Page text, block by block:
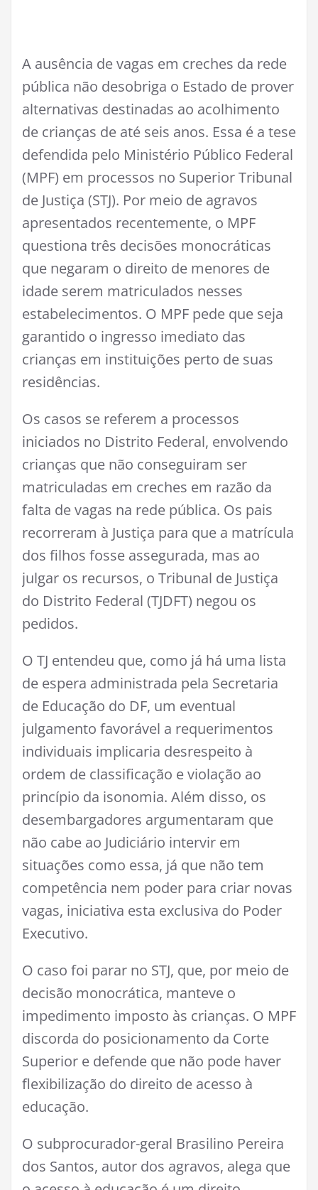
A ausência de vagas em creches da rede
pública não desobriga o Estado de prover
alternativas destinadas ao acolhimento
de crianças de até seis anos. Essa é a tese
defendida pelo Ministério Público Federal
(MPF) em processos no Superior Tribunal
de Justiça (STJ). Por meio de agravos
apresentados recentemente, o MPF
questiona três decisões monocráticas
que negaram o direito de menores de
idade serem matriculados nesses
estabelecimentos. O MPF pede que seja
garantido o ingresso imediato das
crianças em instituições perto de suas
residências.
Os casos se referem a processos
iniciados no Distrito Federal, envolvendo
crianças que não conseguiram ser
matriculadas em creches em razão da
falta de vagas na rede pública. Os pais
recorreram à Justiça para que a matrícula
dos filhos fosse assegurada, mas ao
julgar os recursos, o Tribunal de Justiça
do Distrito Federal (TJDFT) negou os
pedidos.
O TJ entendeu que, como já há uma lista
de espera administrada pela Secretaria
de Educação do DF, um eventual
julgamento favorável a requerimentos
individuais implicaria desrespeito à
ordem de classificação e violação ao
princípio da isonomia. Além disso, os
desembargadores argumentaram que
não cabe ao Judiciário intervir em
situações como essa, já que não tem
competência nem poder para criar novas
vagas, iniciativa esta exclusiva do Poder
Executivo.
O caso foi parar no STJ, que, por meio de
decisão monocrática, manteve o
impedimento imposto às crianças. O MPF
discorda do posicionamento da Corte
Superior e defende que não pode haver
flexibilização do direito de acesso à
educação.
O subprocurador-geral Brasilino Pereira
dos Santos, autor dos agravos, alega que